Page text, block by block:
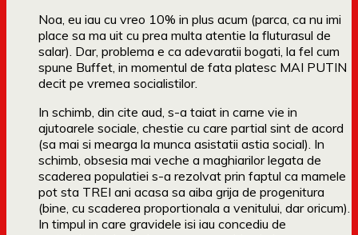
Noa, eu iau cu vreo 10% in plus acum (parca, ca nu imi
place sa ma uit cu prea multa atentie la fluturasul de
salar). Dar, problema e ca adevaratii bogati, la fel cum
spune Buffet, in momentul de fata platesc MAI PUTIN
decit pe vremea socialistilor.
In schimb, din cite aud, s-a taiat in carne vie in
ajutoarele sociale, chestie cu care partial sint de acord
(sa mai si mearga la munca asistatii astia social). In
schimb, obsesia mai veche a maghiarilor legata de
scaderea populatiei s-a rezolvat prin faptul ca mamele
pot sta TREI ani acasa sa aiba grija de progenitura
(bine, cu scaderea proportionala a venitului, dar oricum).
In timpul in care gravidele isi iau concediu de